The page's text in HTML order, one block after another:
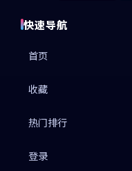
快速导航
首页
收藏
热门排行
登录